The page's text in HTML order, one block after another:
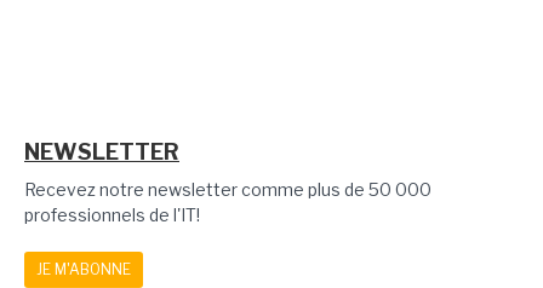
NEWSLETTER
Recevez notre newsletter comme plus de 50 000
professionnels de l'IT!
JE M'ABONNE